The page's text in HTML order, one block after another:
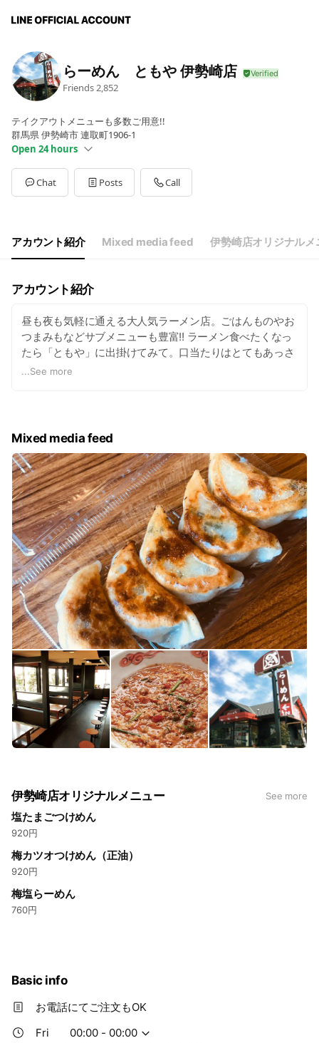
らーめん ともや 伊勢崎店
Friends 2,852
テイクアウトメニューも多数ご用意!!
群馬県 伊勢崎市 連取町1906-1
Open 24 hours
Sun00:00 - 00:00
Mon00:00 - 00:00
Tue
Sat00:00 - 00:00
11：00～14：30/18：00～22：00
Chat Posts Call
アカウント紹介 Mixed media feed 伊勢崎店オリジナルメ
アカウント紹介
昼も夜も気軽に通える大人気ラーメン店。ごはんものやお
つまみもなどサブメニューも豊富!! ラーメン食べたくなっ
たら「ともや」に出掛けてみて。口当たりはとてもあっさ
りで、食べやすく飽きのこない味です。女性同士のお客様
っぱいになってみてはいかが？
...See more
Mixed media feed
伊勢崎店オリジナルメニュー See more
塩たまごつけめん
920円
梅カツオつけめん（正油）
920円
梅塩らーめん
760円
Basic info
お電話にてご注文もOK
Fri
00:00 - 00:00